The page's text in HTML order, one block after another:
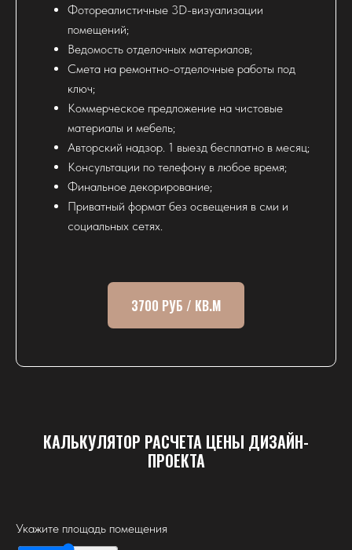
Фотореалистичные 3D-визуализации
помещений;
Ведомость отделочных материалов;
Смета на ремонтно-отделочные работы под
ключ;
Коммерческое предложение на чистовые
материалы и мебель;
Авторский надзор. 1 выезд бесплатно в месяц;
Консультации по телефону в любое время;
Финальное декорирование;
Приватный формат без освещения в сми и
социальных сетях.
3700 РУБ / КВ.М
КАЛЬКУЛЯТОР РАСЧЕТА ЦЕНЫ ДИЗАЙН-
ПРОЕКТА
Укажите площадь помещения